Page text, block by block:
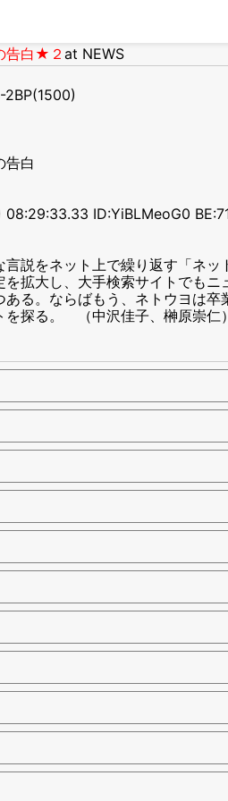
告白★２ at NEWS
告白
ID:YiBLMeoG0
説をネット上で繰り返す「ネッ
拡大し、大手検索サイトでもニ
る。ならばもう、ネトウヨは卒
探る。 （中沢佳子、榊原崇仁）